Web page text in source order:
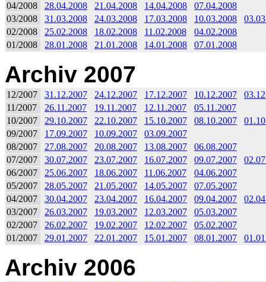
04/2008
28.04.2008 21.04.2008 14.04.2008
07.04.2008
03/2008
31.03.2008 24.03.2008 17.03.2008 10.03.2008
02/2008
25.02.2008 18.02.2008 11.02.2008
04.02.2008
01/2008
28.01.2008 21.01.2008 14.01.2008 07.01.2008
Archiv 2007
12/2007 31.12.2007 24.12.2007 17.12.2007 10.12.2007
11/2007
26.11.2007 19.11.2007 12.11.2007
05.11.2007
10/2007
29.10.2007 22.10.2007 15.10.2007 08.10.2007
09/2007
17.09.2007 10.09.2007
03.09.2007
08/2007
27.08.2007 20.08.2007 13.08.2007
06.08.2007
07/2007
30.07.2007 23.07.2007 16.07.2007 09.07.2007
06/2007
25.06.2007 18.06.2007 11.06.2007
04.06.2007
05/2007
28.05.2007 21.05.2007 14.05.2007
07.05.2007
04/2007
30.04.2007 23.04.2007 16.04.2007 09.04.2007
03/2007
26.03.2007 19.03.2007 12.03.2007
05.03.2007
02/2007
26.02.2007 19.02.2007 12.02.2007
05.02.2007
01/2007
29.01.2007 22.01.2007 15.01.2007 08.01.2007
Archiv 2006